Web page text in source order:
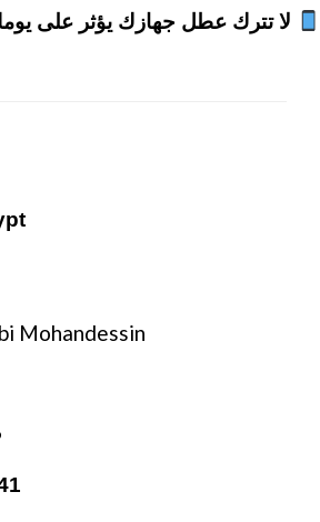
لا تترك عطل جهازك يؤثر على
Mohandessin